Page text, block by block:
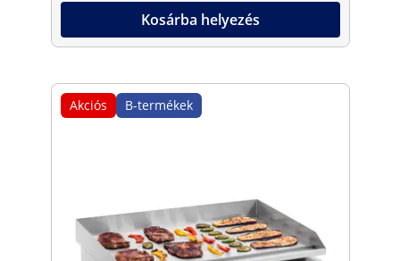
Kosárba helyezés
Akciós B-termékek